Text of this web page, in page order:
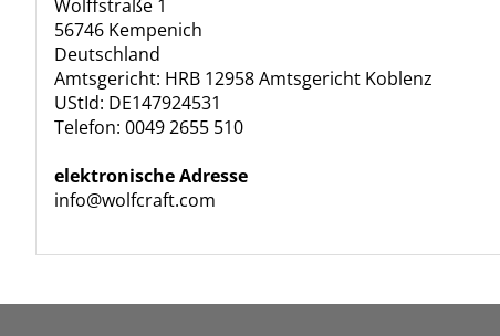
Wolffstraße 1
56746 Kempenich
Deutschland
Amtsgericht: HRB 12958 Amtsgericht Koblenz
UStId: DE147924531
Telefon: 0049 2655 510
elektronische Adresse
info@wolfcraft.com